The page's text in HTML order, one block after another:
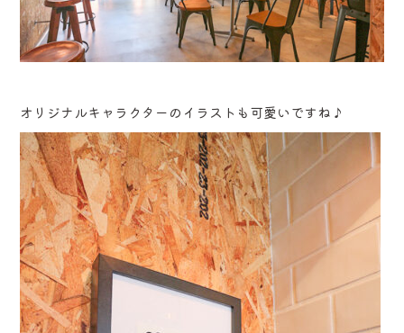
オリジナルキャラクターのイラストも可愛いですね♪